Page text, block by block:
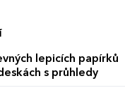
lepicích papírků
s průhledy